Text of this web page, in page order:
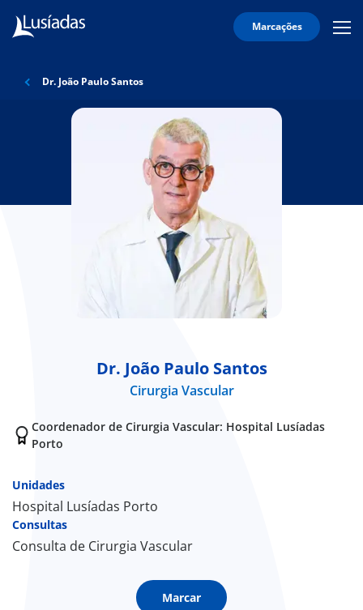
Marcações
Lusíadas
Hospitais
Sport
Dr. João Paulo Santos
Dr. João Paulo Santos
Cirurgia Vascular
Coordenador de Cirurgia Vascular: Hospital Lusíadas
Porto
Unidades
Hospital Lusíadas Porto
Consultas
Consulta de Cirurgia Vascular
Marcar